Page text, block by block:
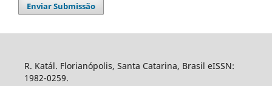
Enviar Submissão
R. Katál. Florianópolis, Santa Catarina, Brasil eISSN:
1982-0259.